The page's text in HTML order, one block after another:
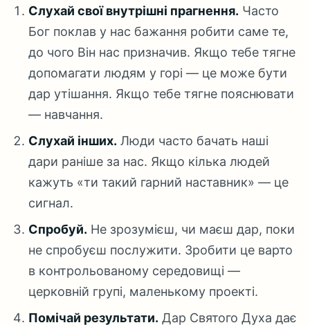
Слухай свої внутрішні прагнення. Часто
Бог поклав у нас бажання робити саме те,
до чого Він нас призначив. Якщо тебе тягне
допомагати людям у горі — це може бути
дар утішання. Якщо тебе тягне пояснювати
— навчання.
Слухай інших. Люди часто бачать наші
дари раніше за нас. Якщо кілька людей
кажуть «ти такий гарний наставник» — це
сигнал.
Спробуй. Не зрозумієш, чи маєш дар, поки
не спробуєш послужити. Зробити це варто
в контрольованому середовищі —
церковній групі, маленькому проекті.
Помічай результати. Дар Святого Духа дає